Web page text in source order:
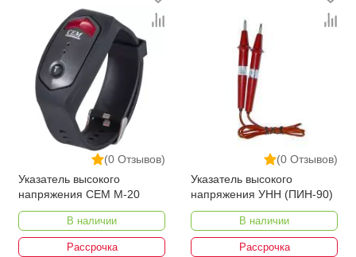
которых постоянно расширяется. Мы доставляем
товар в любом количестве по всей территории
страны. Все это дополняет лучшая по Узбекистану
стоимость, Электромонтажный инструменты от
ikarvon.uz — это самый широкий диапазон цен.
Причем здесь представлена оптимальная цена для
каждой позиции из категории Электромонтажный
инструменты.
(0 Отзывов)
Указатель высокого
напряжения CEM M-20
В наличии
Рассрочка
(0 Отзывов)
Указатель высокого
напряжения УНН (ПИН-90)
В наличии
Рассрочка